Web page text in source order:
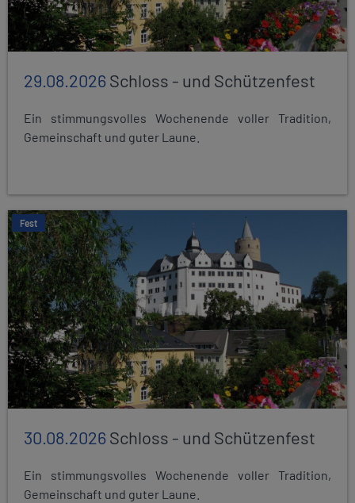
29.08.2026Schloss - und Schützenfest
Ein stimmungsvolles Wochenende voller Tradition,
Gemeinschaft und guter Laune.
Fest
30.08.2026Schloss - und Schützenfest
Ein stimmungsvolles Wochenende voller Tradition,
Gemeinschaft und guter Laune.